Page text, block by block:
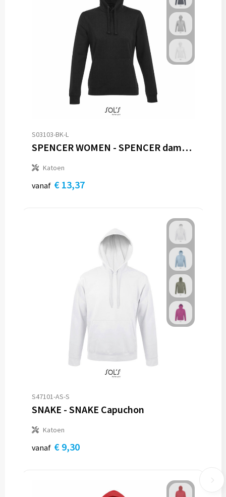
S03103-BK-L
SPENCER WOMEN - SPENCER dames sweater 280g
Katoen
vanaf € 13,37
S47101-AS-S
SNAKE - SNAKE Capuchon
Katoen
vanaf € 9,30